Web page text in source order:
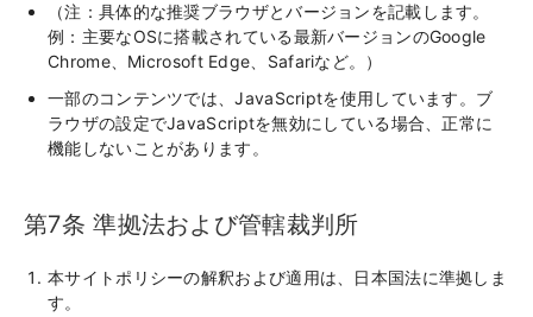
（注：具体的な推奨ブラウザとバージョンを記載します。
例：主要なOSに搭載されている最新バージョンのGoogle
Chrome、Microsoft Edge、Safariなど。）
一部のコンテンツでは、JavaScriptを使用しています。ブ
ラウザの設定でJavaScriptを無効にしている場合、正常に
機能しないことがあります。
第7条 準拠法および管轄裁判所
本サイトポリシーの解釈および適用は、日本国法に準拠しま
す。